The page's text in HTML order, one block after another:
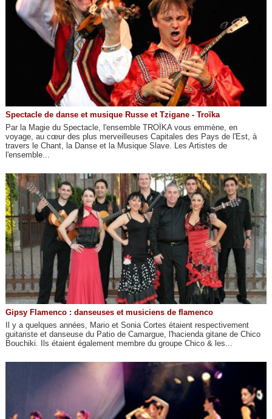
Spectacle de danse et musique Russe et Tzigane - Troïka
Par la Magie du Spectacle, l'ensemble TROÏKA vous emmène, en
voyage, au cœur des plus merveilleuses Capitales des Pays de l'Est, à
travers le Chant, la Danse et la Musique Slave. Les Artistes de
l'ensemble...
Gipsy Flamenco : danseuses et musiciens de flamenco
Il y a quelques années, Mario et Sonia Cortes étaient respectivement
guitariste et danseuse du Patio de Camargue, l'hacienda gitane de Chico
Bouchiki. Ils étaient également membre du groupe Chico & les...